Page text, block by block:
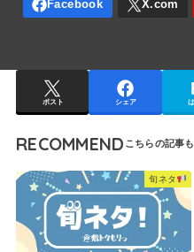
ポスト シェア
RECOMMEND
旬ネタ